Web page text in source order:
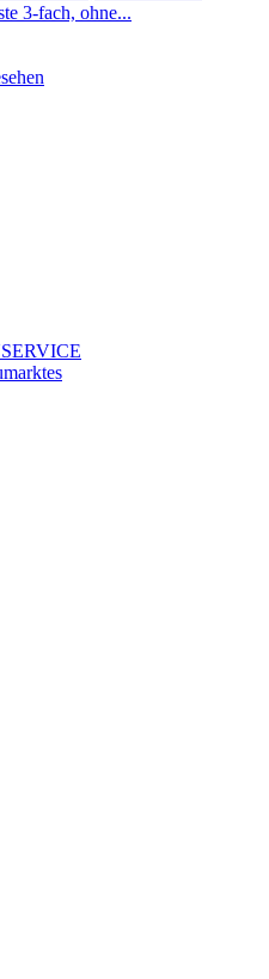
3-fach, ohne...